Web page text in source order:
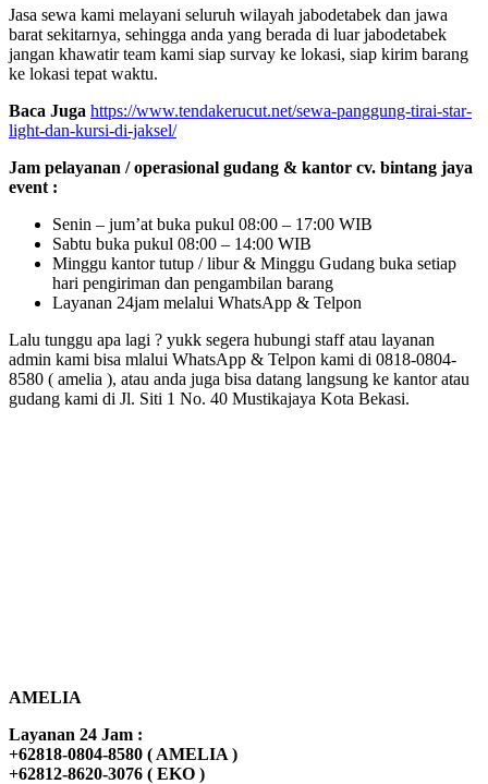
Jasa sewa kami melayani seluruh wilayah jabodetabek dan jawa
barat sekitarnya, sehingga anda yang berada di luar jabodetabek
jangan khawatir team kami siap survay ke lokasi, siap kirim barang
ke lokasi tepat waktu.
Baca Juga https://www.tendakerucut.net/sewa-panggung-tirai-star-
light-dan-kursi-di-jaksel/
Jam pelayanan / operasional gudang & kantor cv. bintang jaya
event :
Senin – jum’at buka pukul 08:00 – 17:00 WIB
Sabtu buka pukul 08:00 – 14:00 WIB
Minggu kantor tutup / libur & Minggu Gudang buka setiap
hari pengiriman dan pengambilan barang
Layanan 24jam melalui WhatsApp & Telpon
Lalu tunggu apa lagi ? yukk segera hubungi staff atau layanan
admin kami bisa mlalui WhatsApp & Telpon kami di 0818-0804-
8580 ( amelia ), atau anda juga bisa datang langsung ke kantor atau
gudang kami di Jl. Siti 1 No. 40 Mustikajaya Kota Bekasi.
AMELIA
Layanan 24 Jam :
+62818-0804-8580 ( AMELIA )
+62812-8620-3076 ( EKO )